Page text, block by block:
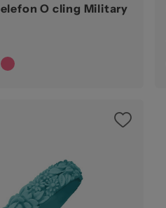
O cling Military